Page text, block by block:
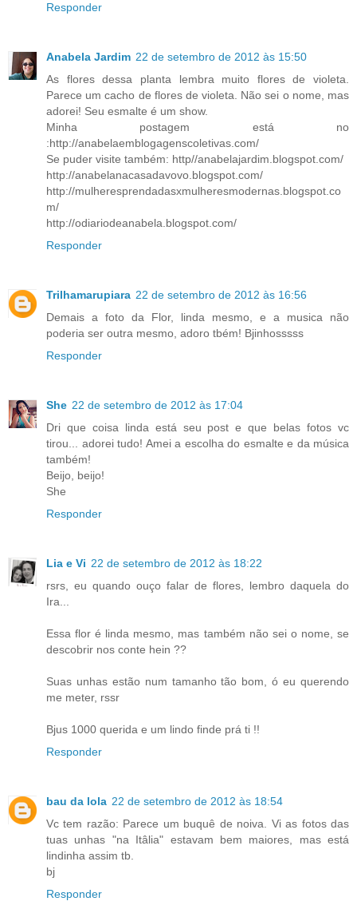
Responder
Anabela Jardim 22 de setembro de 2012 às 15:50
As flores dessa planta lembra muito flores de violeta.
Parece um cacho de flores de violeta. Não sei o nome, mas
adorei! Seu esmalte é um show.
Minha postagem está no
:http://anabelaemblogagenscoletivas.com/
Se puder visite também: http//anabelajardim.blogspot.com/
http://anabelanacasadavovo.blogspot.com/
http://mulheresprendadasxmulheresmodernas.blogspot.co
m/
http://odiariodeanabela.blogspot.com/
Responder
Trilhamarupiara 22 de setembro de 2012 às 16:56
Demais a foto da Flor, linda mesmo, e a musica não
poderia ser outra mesmo, adoro tbém! Bjinhosssss
Responder
She 22 de setembro de 2012 às 17:04
Dri que coisa linda está seu post e que belas fotos vc
tirou... adorei tudo! Amei a escolha do esmalte e da música
também!
Beijo, beijo!
She
Responder
Lia e Vi 22 de setembro de 2012 às 18:22
rsrs, eu quando ouço falar de flores, lembro daquela do
Ira...
Essa flor é linda mesmo, mas também não sei o nome, se
descobrir nos conte hein ??
Suas unhas estão num tamanho tão bom, ó eu querendo
me meter, rssr
Bjus 1000 querida e um lindo finde prá ti !!
Responder
bau da lola 22 de setembro de 2012 às 18:54
Vc tem razão: Parece um buquê de noiva. Vi as fotos das
tuas unhas "na Itâlia" estavam bem maiores, mas está
lindinha assim tb.
bj
Responder